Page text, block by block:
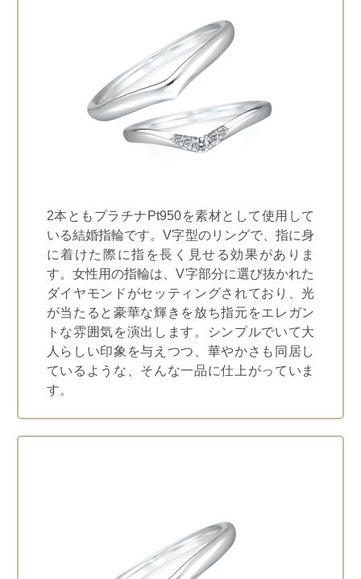
2本ともプラチナPt950を素材として使用して
いる結婚指輪です。V字型のリングで、指に身
に着けた際に指を長く見せる効果がありま
す。女性用の指輪は、V字部分に選び抜かれた
ダイヤモンドがセッティングされており、光
が当たると豪華な輝きを放ち指元をエレガン
トな雰囲気を演出します。シンプルでいて大
人らしい印象を与えつつ、華やかさも同居し
ているような、そんな一品に仕上がっていま
す。